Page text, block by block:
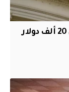
أميركا تقر سندات تأشيرات تصل إلى 20 ألف دولار